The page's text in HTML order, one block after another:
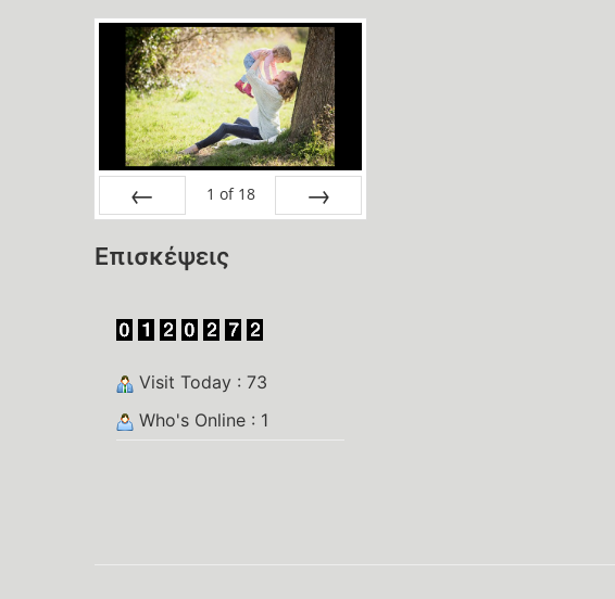
1 of 18
Επισκέψεις
Visit Today : 73
Who's Online : 1